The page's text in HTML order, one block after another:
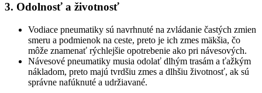
3. Odolnosť a životnosť
Vodiace pneumatiky sú navrhnuté na zvládanie častých zmien
smeru a podmienok na ceste, preto je ich zmes mäkšia, čo
môže znamenať rýchlejšie opotrebenie ako pri návesových.
Návesové pneumatiky musia odolať dlhým trasám a ťažkým
nákladom, preto majú tvrdšiu zmes a dlhšiu životnosť, ak sú
správne nafúknuté a udržiavané.